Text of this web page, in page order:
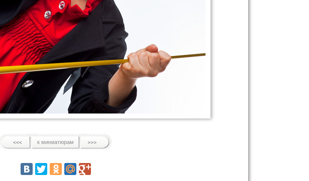
к миниатюрам